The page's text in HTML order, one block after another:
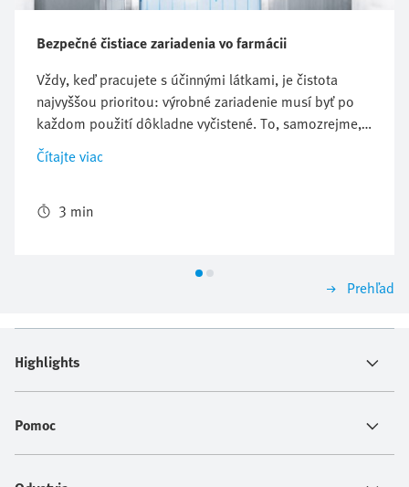
Bezpečné čistiace zariadenia vo farmácii
Vždy, keď pracujete s účinnými látkami, je čistota
najvyššou prioritou: výrobné zariadenie musí byť po
každom použití dôkladne vyčistené. To, samozrejme,
závisí od materiálu zariadenia. Alebo môžete použiť
komponenty Festo z nehrdzavejúcej ocele odolné proti
zariadeniach ROTAN pre farmaceutický priemysel.
Čítajte viac
3 min
Prehľad
Highlights
Pomoc